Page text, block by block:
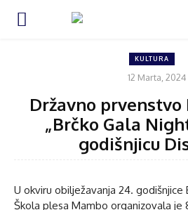
KULTURA
12 Marta, 2024
Državno prvenstvo
„Brčko Gala
godišnjicu
U okviru obilježavanja 24. godišnjice
Škola plesa Mambo organizovala je